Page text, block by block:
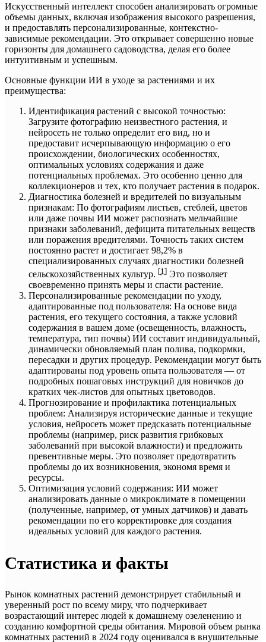
Искусственный интеллект способен анализировать огромные
объемы данных, включая изображения высокого разрешения,
и предоставлять персонализированные, контекстно-
зависимые рекомендации. Это открывает совершенно новые
горизонты для домашнего садоводства, делая его более
интуитивным и успешным.
Основные функции ИИ в уходе за растениями и их
преимущества:
Идентификация растений с высокой точностью:
Загрузите фотографию неизвестного растения, и
нейросеть не только определит его вид, но и
предоставит исчерпывающую информацию о его
происхождении, биологических особенностях,
оптимальных условиях содержания и даже
потенциальных проблемах. Это особенно ценно для
коллекционеров и тех, кто получает растения в подарок.
Диагностика болезней и вредителей по визуальным
признакам: По фотографиям листьев, стеблей, цветов
или даже почвы ИИ может распознать мельчайшие
признаки заболеваний, дефицита питательных веществ
или поражения вредителями. Точность таких систем
постоянно растет и достигает 98,2% в
специализированных случаях диагностики болезней
сельскохозяйственных культур. [1 ] Это позволяет
своевременно принять меры и спасти растение.
Персонализированные рекомендации по уходу,
адаптированные под пользователя: На основе вида
растения, его текущего состояния, а также условий
содержания в вашем доме (освещенность, влажность,
температура, тип почвы) ИИ составит индивидуальный,
динамически обновляемый план полива, подкормки,
пересадки и других процедур. Рекомендации могут быть
адаптированы под уровень опыта пользователя — от
подробных пошаговых инструкций для новичков до
кратких чек-листов для опытных цветоводов.
Прогнозирование и профилактика потенциальных
проблем: Анализируя исторические данные и текущие
условия, нейросеть может предсказать потенциальные
проблемы (например, риск развития грибковых
заболеваний при высокой влажности) и предложить
превентивные меры. Это позволяет предотвратить
проблемы до их возникновения, экономя время и
ресурсы.
Оптимизация условий содержания: ИИ может
анализировать данные о микроклимате в помещении
(полученные, например, от умных датчиков) и давать
рекомендации по его корректировке для создания
идеальных условий для каждого растения.
Статистика и факты
Рынок комнатных растений демонстрирует стабильный и
уверенный рост по всему миру, что подчеркивает
возрастающий интерес людей к домашнему озеленению и
созданию комфортной среды обитания. Мировой объем рынка
комнатных растений в 2024 году оценивался в внушительные